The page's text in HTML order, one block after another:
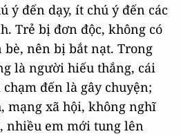
ý đến dạy, ít chú ý đến các
Trẻ bị đơn độc, không có
nên bị bắt nạt. Trong
là người hiếu thắng, cái
đến là gây chuyện;
mạng xã hội, không nghĩ
nhiều em mới tung lên